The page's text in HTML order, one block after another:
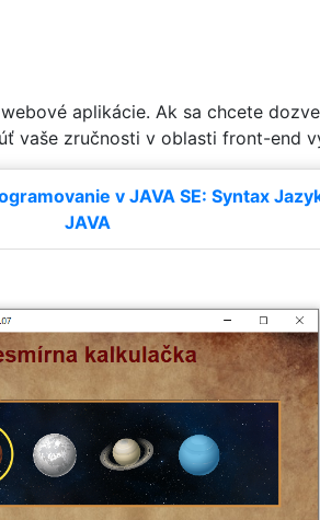
aplikácie. Ak sa chcete
vaše zručnosti v oblasti front-end
v JAVA SE: Syntax
JAVA